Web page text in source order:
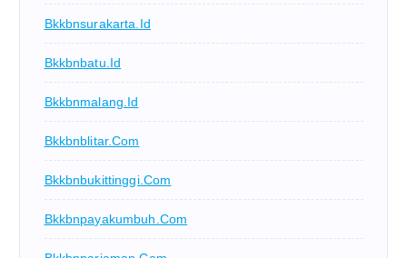
Bkkbnsurakarta.id
Bkkbnbatu.id
Bkkbnmalang.id
Bkkbnblitar.com
Bkkbnbukittinggi.com
Bkkbnpayakumbuh.com